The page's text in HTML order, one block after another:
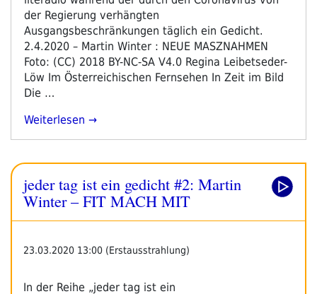
der Regierung verhängten
Ausgangsbeschränkungen täglich ein Gedicht.
2.4.2020 – Martin Winter : NEUE MASZNAHMEN
Foto: (CC) 2018 BY-NC-SA V4.0 Regina Leibetseder-
Löw Im Österreichischen Fernsehen In Zeit im Bild
Die …
„jeder
Ein
Gedicht
#12:
–
NEUE
Weiterlesen
jeder tag ist ein gedicht #2: Martin
Winter – FIT MACH MIT
23.03.2020 13:00 (Erstausstrahlung)
In der Reihe „jeder tag ist ein